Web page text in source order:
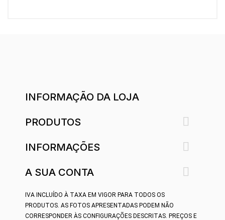
INFORMAÇÃO DA LOJA
PRODUTOS 
INFORMAÇÕES 
A SUA CONTA 
IVA INCLUÍDO À TAXA EM VIGOR PARA TODOS OS
PRODUTOS. AS FOTOS APRESENTADAS PODEM NÃO
CORRESPONDER ÀS CONFIGURAÇÕES DESCRITAS. PREÇOS E